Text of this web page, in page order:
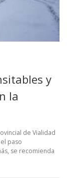
y
la
de Vialidad
paso
se recomienda